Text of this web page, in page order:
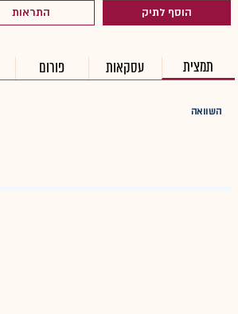
הוסף לתיק התראות
תמצית עסקאות פורום
השוואה